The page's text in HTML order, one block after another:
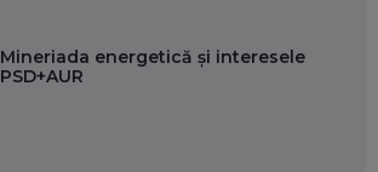
Mineriada energetică și interesele
PSD+AUR